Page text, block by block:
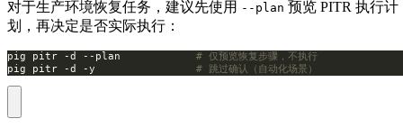
对于生产环境恢复任务，建议先使用 --plan 预览 PITR 执行计
划，再决定是否实际执行：
pig pitr -d --plan # 仅预览恢复步骤，不执行
pig pitr -d -y # 跳过确认（自动化场景）